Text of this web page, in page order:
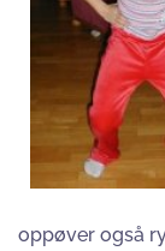
oppøver også